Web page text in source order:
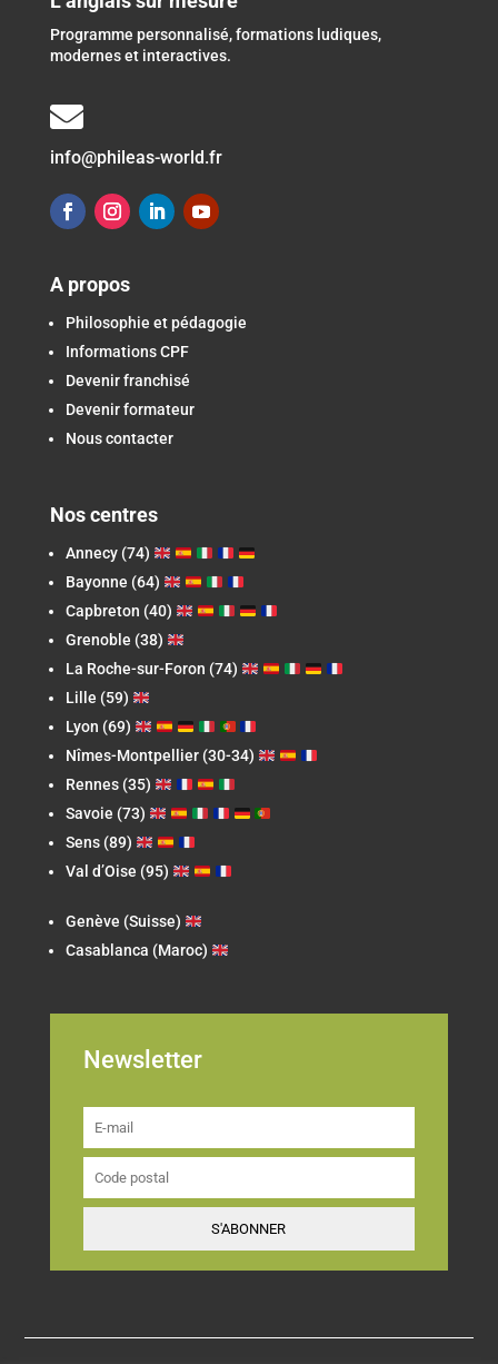
Programme personnalisé, formations ludiques,
modernes et interactives.

info@phileas-world.fr
A propos
Philosophie et pédagogie
Informations CPF
Devenir franchisé
Devenir formateur
Nous contacter
Nos centres
Annecy (74)
Bayonne (64)
Capbreton (40)
Grenoble (38)
La Roche-sur-Foron (74)
Lille (59)
Lyon (69)
Nîmes-Montpellier (30-34)
Rennes (35)
Savoie (73)
Sens (89)
Val d’Oise (95)
Genève (Suisse)
Casablanca (Maroc)
Newsletter
S'ABONNER